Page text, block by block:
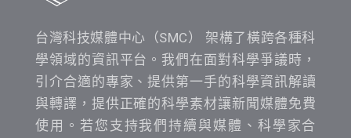
台灣科技媒體中心（SMC） 架構了橫跨各種科
學領域的資訊平台。我們在面對科學爭議時，
引介合適的專家、提供第一手的科學資訊解讀
與轉譯，提供正確的科學素材讓新聞媒體免費
使用。若您支持我們持續與媒體、科學家合